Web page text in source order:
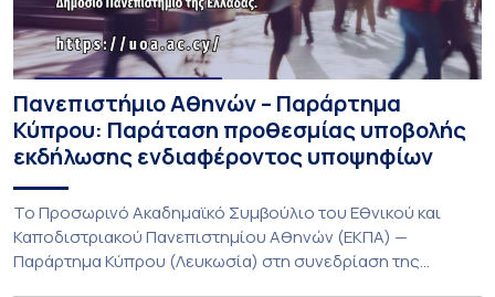
Πανεπιστήμιο Αθηνών – Παράρτημα
Κύπρου: Παράταση προθεσμίας υποβολής
εκδήλωσης ενδιαφέροντος υποψηφίων
Το Προσωρινό Ακαδημαϊκό Συμβούλιο του Εθνικού και
Καποδιστριακού Πανεπιστημίου Αθηνών (ΕΚΠΑ) —
Παράρτημα Κύπρου (Λευκωσία) στη συνεδρίαση της